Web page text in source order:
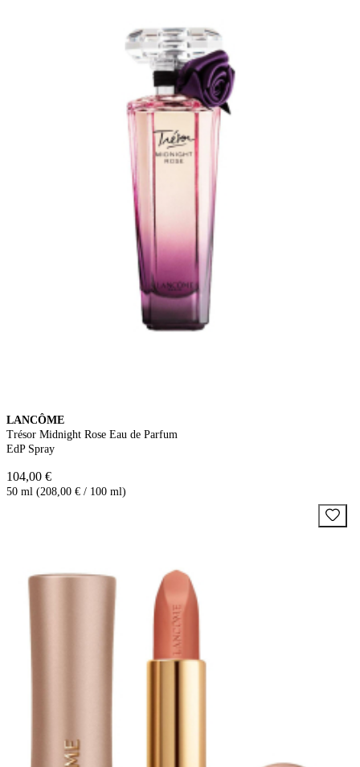
LANCÔME
Trésor Midnight Rose Eau de Parfum
EdP Spray
104,00 €
50 ml (208,00 € / 100 ml)